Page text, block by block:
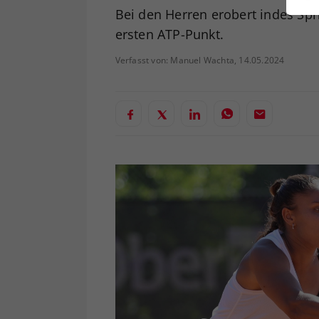
Bei den Herren erobert indes
ersten ATP-Punkt.
Verfasst von: Manuel Wachta, 14.05.2024